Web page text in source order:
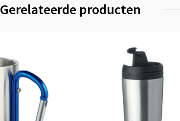
Gerelateerde producten